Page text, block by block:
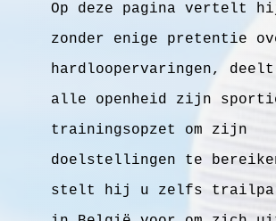
Op deze pagina vertelt
zonder enige pretentie
hardloopervaringen,
alle openheid zijn
trainingsopzet om zijn
doelstellingen te
stelt hij u zelfs